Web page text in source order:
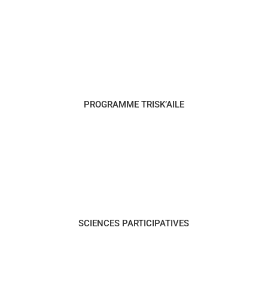
PROGRAMME TRISK’AILE
SCIENCES PARTICIPATIVES